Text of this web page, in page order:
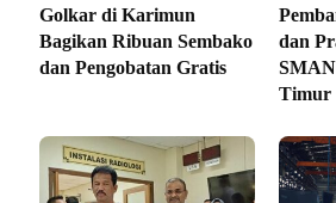
Golkar di Karimun
Bagikan Ribuan Sembako
dan Pengobatan Gratis
dan
Timur